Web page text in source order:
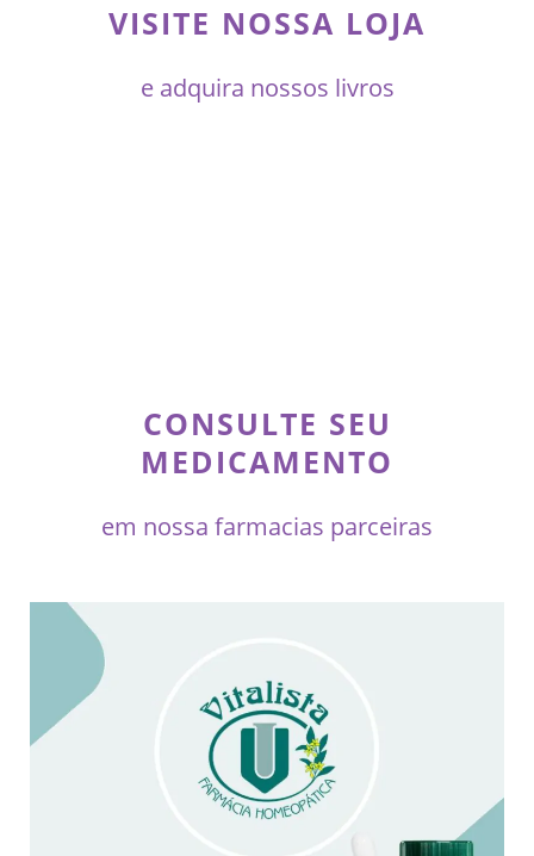
VISITE NOSSA LOJA
e adquira nossos livros
CONSULTE SEU
MEDICAMENTO
em nossa farmacias parceiras